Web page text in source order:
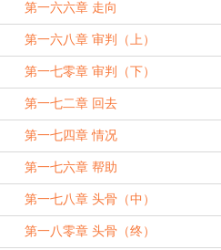
第一六六章 走向
第一六八章 审判（上）
第一七零章 审判（下）
第一七二章 回去
第一七四章 情况
第一七六章 帮助
第一七八章 头骨（中）
第一八零章 头骨（终）